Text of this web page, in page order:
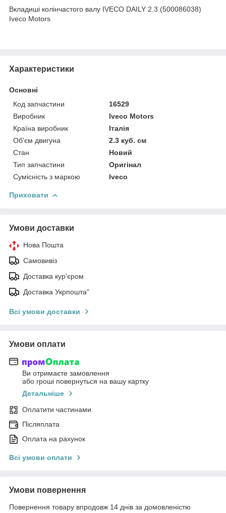
Вкладиші колінчастого валу IVECO DAILY 2.3 (500086038)
Iveco Motors
Характеристики
Основні
Код запчастини
16529
Виробник
Iveco Motors
Країна виробник
Італія
Об'єм двигуна
2.3 куб. см
Стан
Новий
Тип запчастини
Оригінал
Сумісність з маркою
Iveco
Приховати
Умови доставки
Нова Пошта
Самовивіз
Доставка кур'єром
Доставка Укрпошта"
Всі умови доставки
Умови оплати
Ви отримаєте замовлення
або гроші повернуться на вашу картку
Детальніше
Оплатити частинами
Післяплата
Оплата на рахунок
Всі умови оплати
Умови повернення
Повернення товару впродовж 14 днів за домовленістю